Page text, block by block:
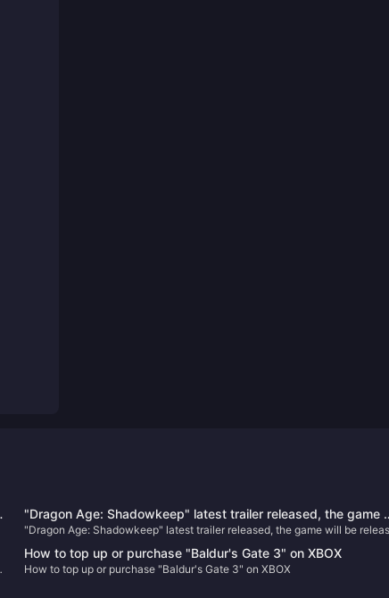
"Dragon Age: Shadowkeep" latest trailer released, the game
be released this fall
"Dragon Age: Shadowkeep" latest trailer released, the game will be
How to top up or purchase "Baldur's Gate 3" on XBOX
How to top up or purchase "Baldur's Gate 3" on XBOX